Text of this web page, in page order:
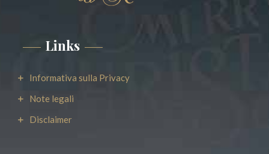
Links
Informativa sulla Privacy
Note legali
Disclaimer